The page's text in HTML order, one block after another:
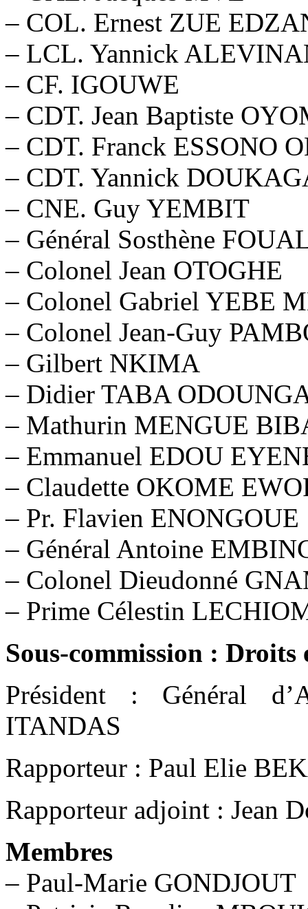
– COL. Ernest ZUE
– LCL. Yannick
– CF. IGOUWE
– CDT. Jean Baptiste
– CDT. Franck ESSONO
– CDT. Yannick
– CNE. Guy YEMBIT
– Général Sosthène
– Colonel Jean OTOGHE
– Colonel Gabriel YEBE
– Colonel Jean-Guy
– Gilbert NKIMA
– Didier TABA
– Mathurin MENGUE
– Emmanuel EDOU
– Claudette OKOME
– Pr. Flavien ENONGOUE
– Général Antoine
– Colonel Dieudonné
– Prime Célestin
Sous-commission : Droits
Président : Général
ITANDAS
Rapporteur : Paul Elie
Rapporteur adjoint : Jean
Membres
– Paul-Marie GONDJOUT